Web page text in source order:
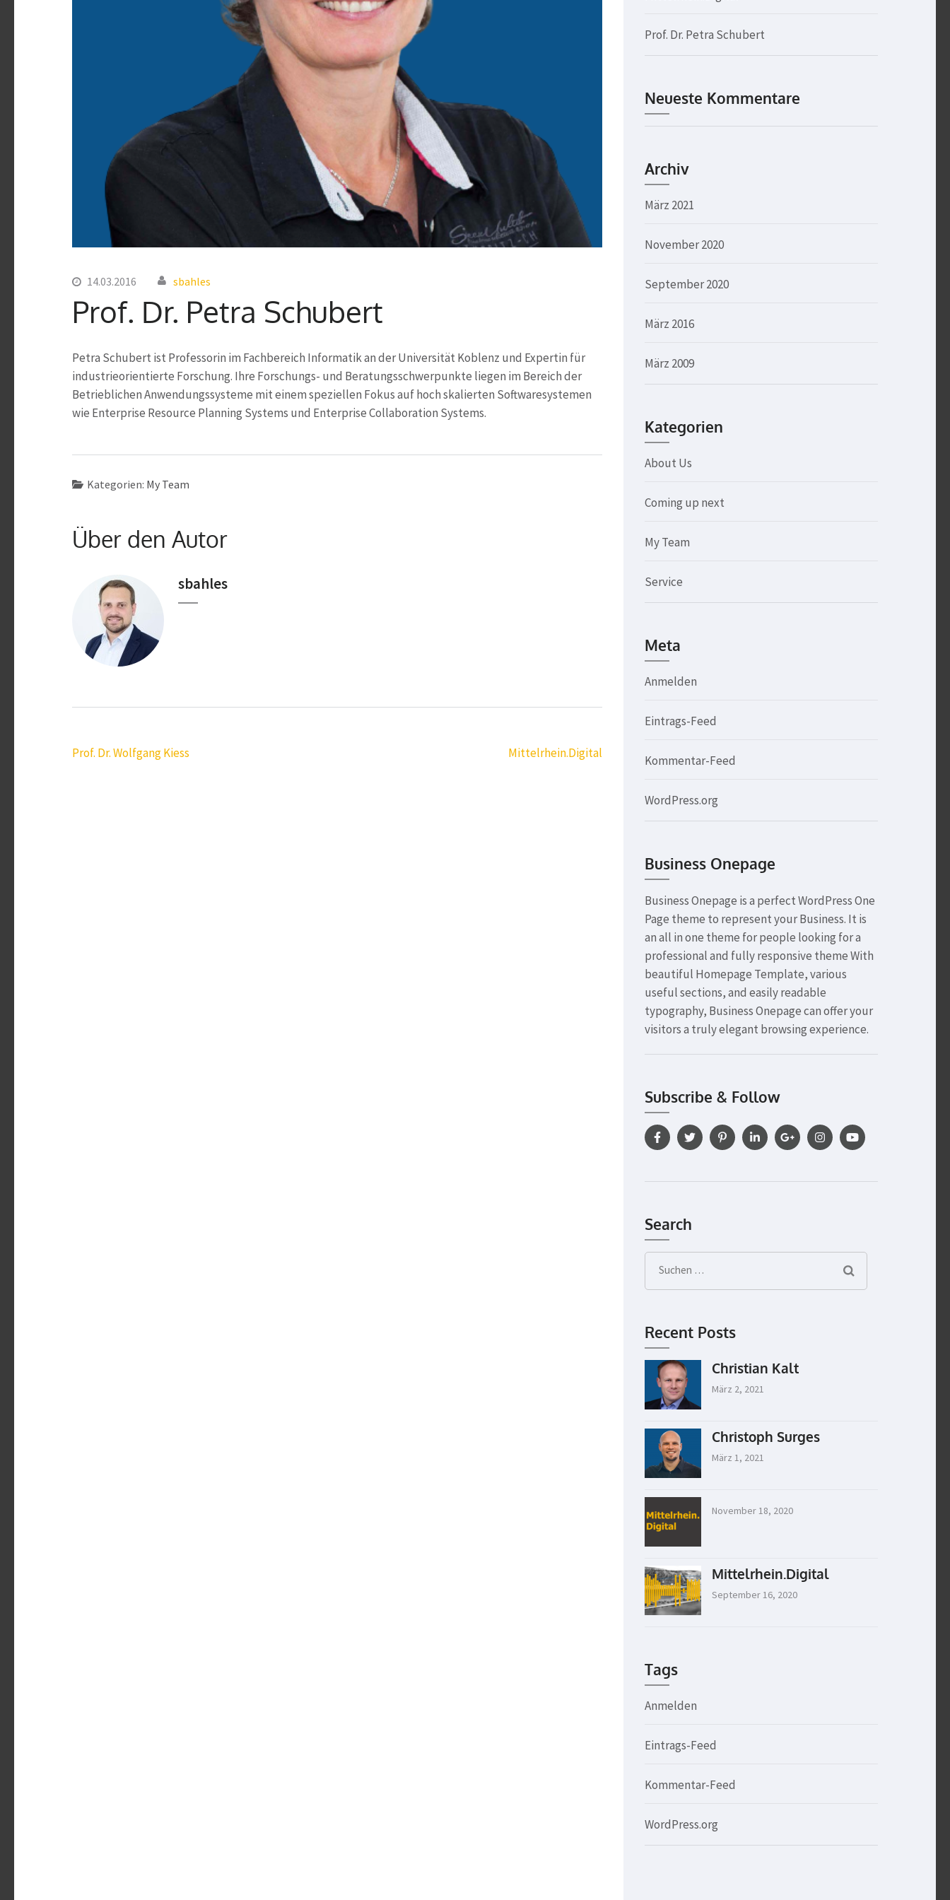
14.03.2016 sbahles
Prof. Dr. Petra Schubert
Petra Schubert ist Professorin im Fachbereich Informatik an der Universität Koblenz und Expertin für
industrieorientierte Forschung. Ihre Forschungs- und Beratungsschwerpunkte liegen im Bereich der
Betrieblichen Anwendungssysteme mit einem speziellen Fokus auf hoch skalierten Softwaresystemen
wie Enterprise Resource Planning Systems und Enterprise Collaboration Systems.
Kategorien: My Team
Über den Autor
sbahles
Beitragsnavigation
Prof. Dr. Wolfgang Kiess Mittelrhein.Digital
Prof. Dr. Petra Schubert
Neueste Kommentare
Archiv
März 2021
November 2020
September 2020
März 2016
März 2009
Kategorien
About Us
Coming up next
My Team
Service
Meta
Anmelden
Eintrags-Feed
Kommentar-Feed
WordPress.org
Business Onepage
Business Onepage is a perfect WordPress One
Page theme to represent your Business. It is
an all in one theme for people looking for a
professional and fully responsive theme With
beautiful Homepage Template, various
useful sections, and easily readable
typography, Business Onepage can offer your
visitors a truly elegant browsing experience.
Subscribe & Follow
Search
Suchen
nach:
Recent Posts
Christian Kalt
März 2, 2021
Christoph Surges
März 1, 2021
November 18, 2020
Mittelrhein.Digital
September 16, 2020
Tags
Anmelden
Eintrags-Feed
Kommentar-Feed
WordPress.org